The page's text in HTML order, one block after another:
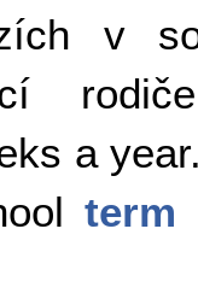
v
a
term